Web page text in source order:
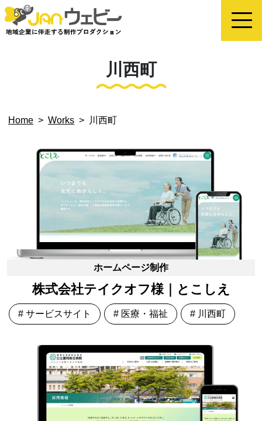
川西町
Home > Works > 川西町
ホームページ制作
株式会社テイクオフ様｜とこしえ
# サービスサイト # 医療・福祉 # 川西町